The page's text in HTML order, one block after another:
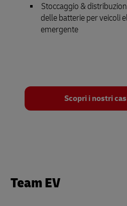
Stoccaggio &
delle batterie per veicoli
emergente
Scopri i nostri
Team EV